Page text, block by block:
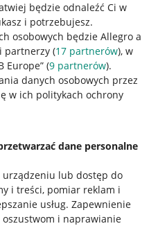
będzie odnaleźć Ci w
i potrzebujesz.
osobowych będzie Allegro a
partnerzy (17 partnerów), w
Europe” (9 partnerów).
danych osobowych przez
w ich politykach ochrony
dane personalne
lub dostęp do
i treści, pomiar reklam i
usług. Zapewnienie
i naprawianie